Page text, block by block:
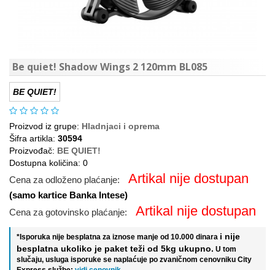
Be quiet! Shadow Wings 2 120mm BL085
BE QUIET!
Proizvod iz grupe: Hladnjaci i oprema
Šifra artikla: 30594
Proizvođač: BE QUIET!
Dostupna količina: 0
Cena za odloženo plaćanje: Artikal nije dostupan
(samo kartice Banka Intese)
Cena za gotovinsko plaćanje:
Artikal nije dostupan
*Isporuka nije besplatna za iznose manje od 10.000 dinara i nije
besplatna ukoliko je paket teži od 5kg ukupno. U tom
slučaju, usluga isporuke se naplaćuje po zvaničnom cenovniku City